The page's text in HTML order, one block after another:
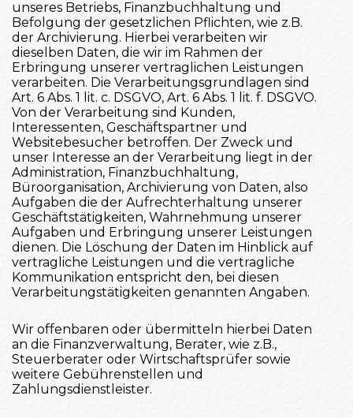
unseres Betriebs, Finanzbuchhaltung und
Befolgung der gesetzlichen Pflichten, wie z.B.
der Archivierung. Hierbei verarbeiten wir
dieselben Daten, die wir im Rahmen der
Erbringung unserer vertraglichen Leistungen
verarbeiten. Die Verarbeitungsgrundlagen sind
Art. 6 Abs. 1 lit. c. DSGVO, Art. 6 Abs. 1 lit. f. DSGVO.
Von der Verarbeitung sind Kunden,
Interessenten, Geschäftspartner und
Websitebesucher betroffen. Der Zweck und
unser Interesse an der Verarbeitung liegt in der
Administration, Finanzbuchhaltung,
Büroorganisation, Archivierung von Daten, also
Aufgaben die der Aufrechterhaltung unserer
Geschäftstätigkeiten, Wahrnehmung unserer
Aufgaben und Erbringung unserer Leistungen
dienen. Die Löschung der Daten im Hinblick auf
vertragliche Leistungen und die vertragliche
Kommunikation entspricht den, bei diesen
Verarbeitungstätigkeiten genannten Angaben.
Wir offenbaren oder übermitteln hierbei Daten
an die Finanzverwaltung, Berater, wie z.B.,
Steuerberater oder Wirtschaftsprüfer sowie
weitere Gebührenstellen und
Zahlungsdienstleister.